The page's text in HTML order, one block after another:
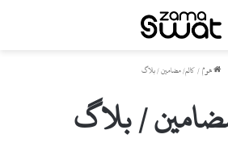
ھوم/کالم/ مضامین / بلاگ
/ بلاگ